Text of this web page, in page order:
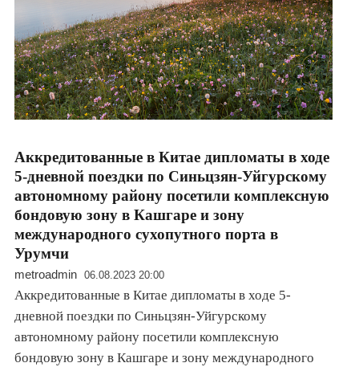
Аккредитованные в Китае дипломаты в ходе
5-дневной поездки по Синьцзян-Уйгурскому
автономному району посетили комплексную
бондовую зону в Кашгаре и зону
международного сухопутного порта в
Урумчи
metroadmin 06.08.2023 20:00
Аккредитованные в Китае дипломаты в ходе 5-
дневной поездки по Синьцзян-Уйгурскому
автономному району посетили комплексную
бондовую зону в Кашгаре и зону международного